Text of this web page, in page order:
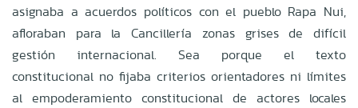
asignaba a acuerdos políticos con el pueblo Rapa Nui,
afloraban para la Cancillería zonas grises de difícil
gestión internacional. Sea porque el texto
constitucional no fijaba criterios orientadores ni límites
al empoderamiento constitucional de actores locales